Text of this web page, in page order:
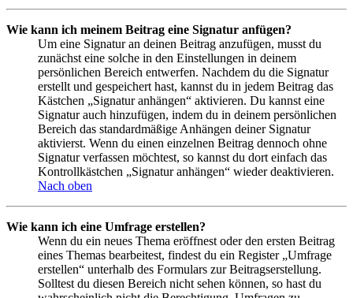
Wie kann ich meinem Beitrag eine Signatur anfügen?
Um eine Signatur an deinen Beitrag anzufügen, musst du
zunächst eine solche in den Einstellungen in deinem
persönlichen Bereich entwerfen. Nachdem du die Signatur
erstellt und gespeichert hast, kannst du in jedem Beitrag das
Kästchen „Signatur anhängen“ aktivieren. Du kannst eine
Signatur auch hinzufügen, indem du in deinem persönlichen
Bereich das standardmäßige Anhängen deiner Signatur
aktivierst. Wenn du einen einzelnen Beitrag dennoch ohne
Signatur verfassen möchtest, so kannst du dort einfach das
Kontrollkästchen „Signatur anhängen“ wieder deaktivieren.
Nach oben
Wie kann ich eine Umfrage erstellen?
Wenn du ein neues Thema eröffnest oder den ersten Beitrag
eines Themas bearbeitest, findest du ein Register „Umfrage
erstellen“ unterhalb des Formulars zur Beitragserstellung.
Solltest du diesen Bereich nicht sehen können, so hast du